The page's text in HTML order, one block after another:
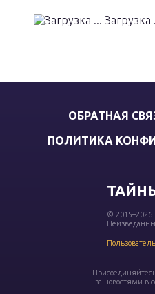
Загрузка
ОБРАТНАЯ
ПОЛИТИКА
©
за новостями в